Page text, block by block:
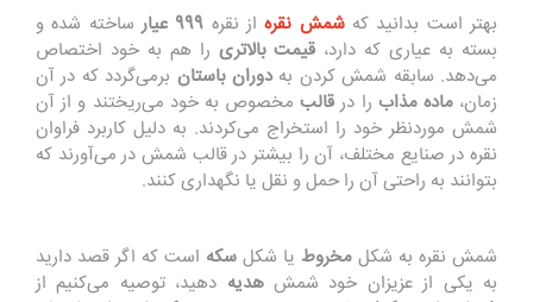
بهتر است بدانید کهشمش نقره از نقره 999 عیار
ساخته شده و
بسته به عیاری که دارد، قیمت بالاتری را هم به خود اختصاص
می‌دهد. سابقه شمش کردن بهدوران باستان برمی‌گردد که در آن
زمان،ماده مذاب را در قالب مخصوص به خود می‌ریختند و از آن
شمش موردنظر خود را استخراج می‌کردند. به دلیل کاربرد فراوان
نقره در صنایع مختلف، آن را بیشتر در قالب شمش در می‌آورند که
بتوانند به راحتی آن را حمل و نقل یا نگهداری کنند.
شمش نقره به شکل مخروط یا شکل سکه است که اگر قصد دارید
به یکی از عزیزان خود شمشهدیه دهید، توصیه می‌کنیم از